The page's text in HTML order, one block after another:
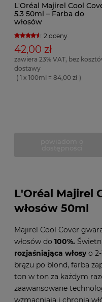
L'Oréal Majirel Cool
5.3 50ml – Farba do
włosów
2 oceny
42,00 zł
zawiera 23% VAT, bez
dostawy
( 1 x 100ml = 84,00 zł )
L'Oréal Majirel
włosów 50ml
Majirel Cool Cover
włosów do 100%.
rozjaśniająca włosy o
brązu po blond, farba
ton w ton za każdym
zaawansowane
wzmacniają i chronią